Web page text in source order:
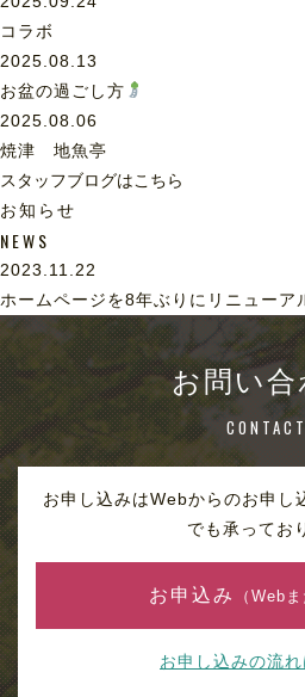
コラボ
2025.08.13
お盆の過ごし方
2025.08.06
焼津 地魚亭
スタッフブログはこちら
お知らせ
NEWS
2023.11.22
ホームページを8年ぶりにリニューア
お問い合
CONTACT
お申し込みはWebからのお申し
でも承ってお
お申込み （Web
お申し込みの流れ